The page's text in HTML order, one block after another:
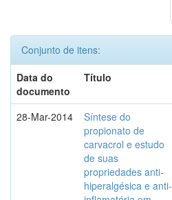
Conjunto de itens:
Data do
documento
Título
28-Mar-2014
Síntese do
propionato de
carvacrol e estudo
de suas
propriedades anti-
hiperalgésica e anti-